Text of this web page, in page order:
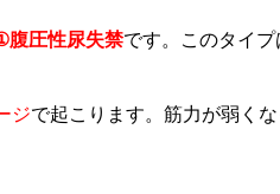
腹圧性尿失禁です。このタイプ
ジで起こります。筋力が弱く